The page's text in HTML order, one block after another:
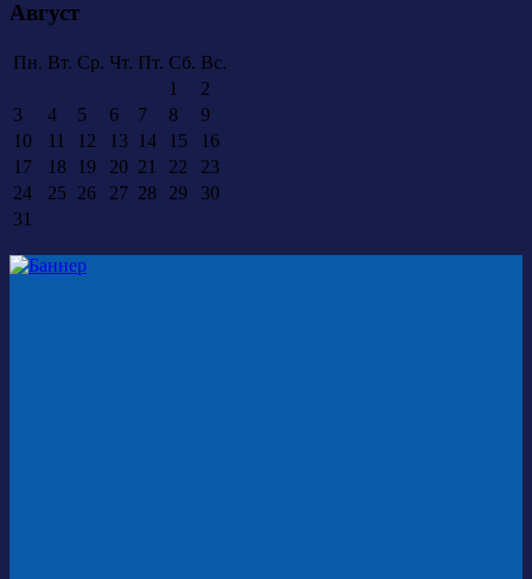
Август
Пн. Вт. Ср. Чт. Пт. Сб. Вс.
1
2
3
4 5 6 7 8
9
10
11 12 13 14 15
16
17
18 19 20 21 22
23
24
25 26 27 28 29
30
31